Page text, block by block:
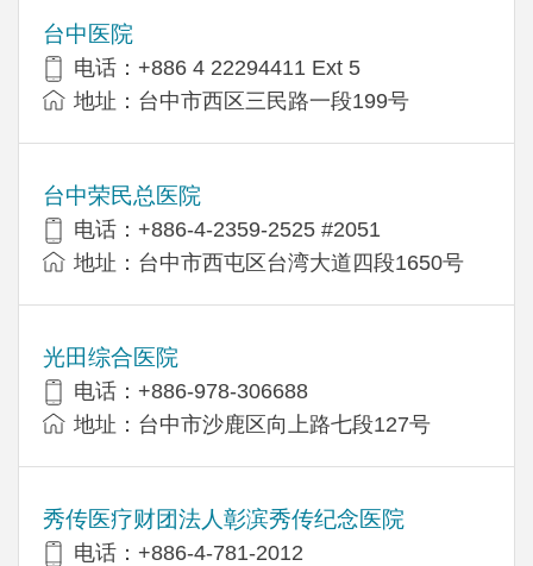
台中医院
电话：+886 4 22294411 Ext 5
地址：台中市西区三民路一段199号
台中荣民总医院
电话：+886-4-2359-2525 #2051
地址：台中市西屯区台湾大道四段1650号
光田综合医院
电话：+886-978-306688
地址：台中市沙鹿区向上路七段127号
秀传医疗财团法人彰滨秀传纪念医院
电话：+886-4-781-2012